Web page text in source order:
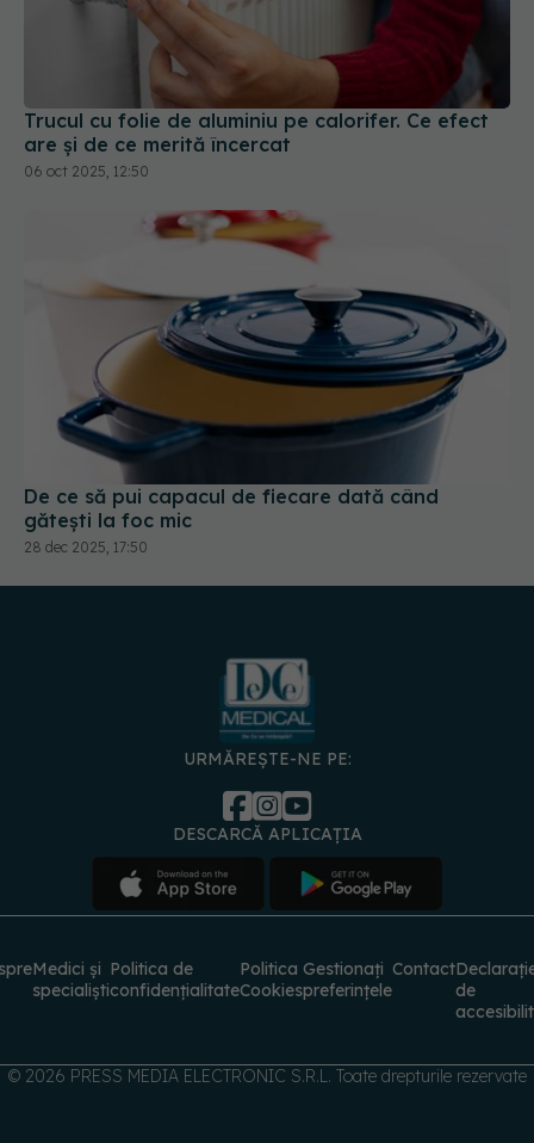
Trucul cu folie de aluminiu pe calorifer. Ce efect
are și de ce merită încercat
06 oct 2025, 12:50
De ce să pui capacul de fiecare dată când
gătești la foc mic
28 dec 2025, 17:50
URMĂREȘTE-NE PE:
DESCARCĂ APLICAȚIA
Medici și
specialiști
Politica de
confidențialitate
Politica
Cookies
Gestionați
preferințele
Contact
de
© 2026 PRESS MEDIA ELECTRONIC S.R.L. Toate drepturile rezervate